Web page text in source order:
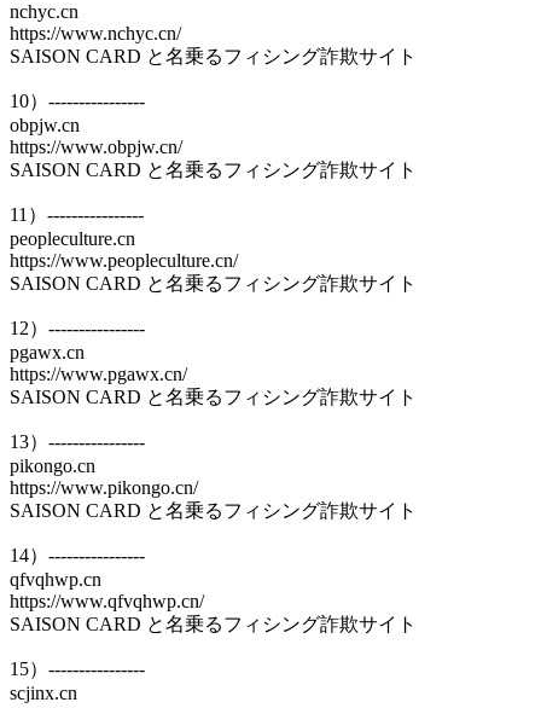
nchyc.cn
https://www.nchyc.cn/
SAISON CARD と名乗るフィシング詐欺サイト
10）----------------
obpjw.cn
https://www.obpjw.cn/
SAISON CARD と名乗るフィシング詐欺サイト
11）----------------
peopleculture.cn
https://www.peopleculture.cn/
SAISON CARD と名乗るフィシング詐欺サイト
12）----------------
pgawx.cn
https://www.pgawx.cn/
SAISON CARD と名乗るフィシング詐欺サイト
13）----------------
pikongo.cn
https://www.pikongo.cn/
SAISON CARD と名乗るフィシング詐欺サイト
14）----------------
qfvqhwp.cn
https://www.qfvqhwp.cn/
SAISON CARD と名乗るフィシング詐欺サイト
15）----------------
scjinx.cn